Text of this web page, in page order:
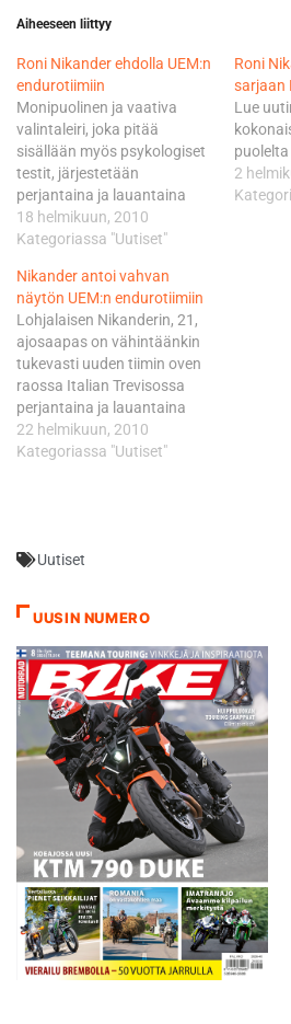
Aiheeseen liittyy
Roni Nikander ehdolla UEM:n
endurotiimiin
Monipuolinen ja vaativa
valintaleiri, joka pitää
sisällään myös psykologiset
testit, järjestetään
perjantaina ja lauantaina
Italian Trevisossa. -
Suomesta myös Lauri
maat voivat lähettää vain
yhden kuskin valintaleirille.
Trevisossa on mukana
yhteensä 15 kuljettajaa,
kertoo Nikanderin kanssa
matkaan lähtevä Suomen
moottoriliiton
valmennuspäällikkö Tomi
Konttinen. UEM:n tiimiin
18 helmikuun, 2010
Kategoriassa "Uutiset"
Roni
sarjaan
Lue
2
Nikander antoi vahvan
näytön UEM:n endurotiimiin
Lohjalaisen Nikanderin, 21,
ajosaapas on vähintäänkin
tukevasti uuden tiimin oven
raossa Italian Trevisossa
perjantaina ja lauantaina
järjestetyn valintaleirin
perusteella. - Leirille oli
oli selkeästi leirin paras
tiimissä, jos taitoa ja
nopeutta pidetään nuoren…
22 helmikuun, 2010
Kategoriassa "Uutiset"
Uutiset
UUSIN NUMERO